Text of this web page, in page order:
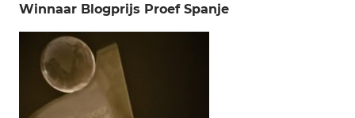
Winnaar Blogprijs Proef Spanje